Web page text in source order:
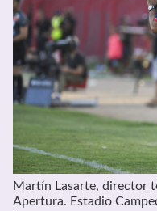
Martín Lasarte, director
Apertura. Estadio